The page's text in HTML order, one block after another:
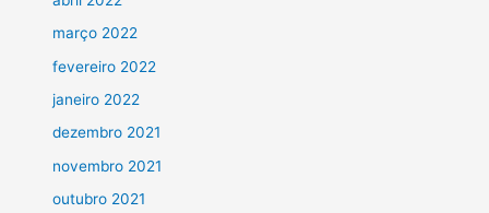
março 2022
fevereiro 2022
janeiro 2022
dezembro 2021
novembro 2021
outubro 2021